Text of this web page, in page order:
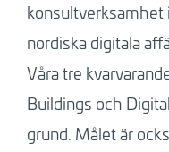
konsultverksamhet
nordiska digitala
Våra tre
Buildings och
grund. Målet är